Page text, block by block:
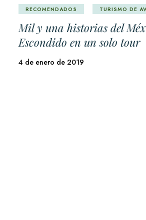
RECOMENDADOS TURISMO DE
Mil y una historias del
Escondido en un solo tour
4 de enero de 2019